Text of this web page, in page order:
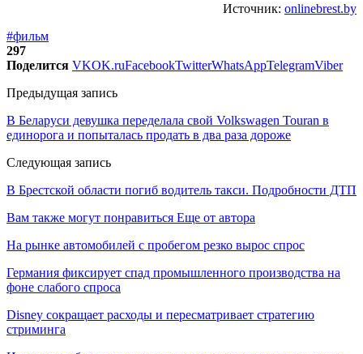
Источник: onlinebrest.by
#фильм
297
Поделится VKOK.ruFacebookTwitterWhatsAppTelegramViber
Предыдущая запись
В Беларуси девушка переделала свой Volkswagen Touran в
единорога и попыталась продать в два раза дороже
Следующая запись
В Брестской области погиб водитель такси. Подробности ДТП
Вам также могут понравиться Еще от автора
На рынке автомобилей с пробегом резко вырос спрос
Германия фиксирует спад промышленного производства на
фоне слабого спроса
Disney сокращает расходы и пересматривает стратегию
стриминга